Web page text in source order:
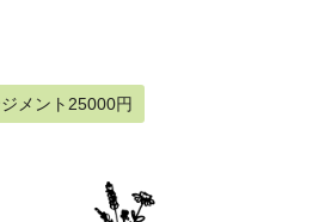
メント25000円